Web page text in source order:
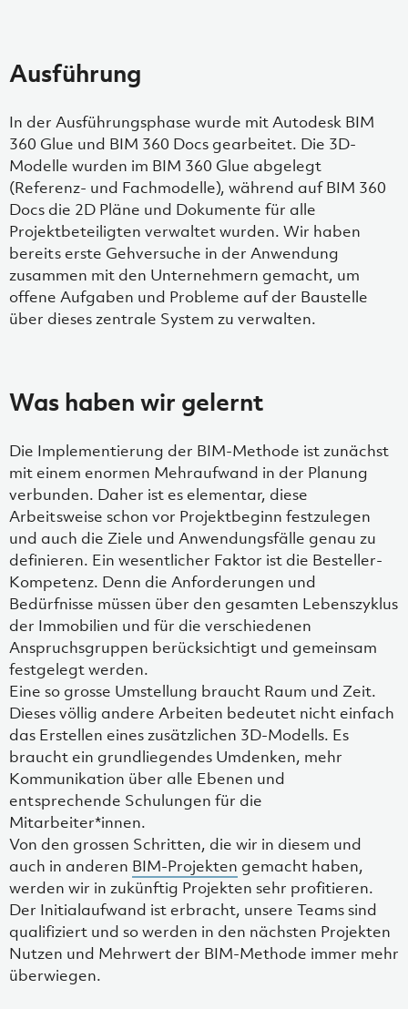
Ausführung
In der Ausführungsphase wurde mit Autodesk BIM
360 Glue und BIM 360 Docs gearbeitet. Die 3D-
Modelle wurden im BIM 360 Glue abgelegt
(Referenz- und Fachmodelle), während auf BIM 360
Docs die 2D Pläne und Dokumente für alle
Projektbeteiligten verwaltet wurden. Wir haben
bereits erste Gehversuche in der Anwendung
zusammen mit den Unternehmern gemacht, um
offene Aufgaben und Probleme auf der Baustelle
über dieses zentrale System zu verwalten.
Was haben wir gelernt
Die Implementierung der BIM-Methode ist zunächst
mit einem enormen Mehraufwand in der Planung
verbunden. Daher ist es elementar, diese
Arbeitsweise schon vor Projektbeginn festzulegen
und auch die Ziele und Anwendungsfälle genau zu
definieren. Ein wesentlicher Faktor ist die Besteller-
Kompetenz. Denn die Anforderungen und
Bedürfnisse müssen über den gesamten Lebenszyklus
der Immobilien und für die verschiedenen
Anspruchsgruppen berücksichtigt und gemeinsam
festgelegt werden.
Eine so grosse Umstellung braucht Raum und Zeit.
Dieses völlig andere Arbeiten bedeutet nicht einfach
das Erstellen eines zusätzlichen 3D-Modells. Es
braucht ein grundliegendes Umdenken, mehr
Kommunikation über alle Ebenen und
entsprechende Schulungen für die
Mitarbeiter*innen.
Von den grossen Schritten, die wir in diesem und
auch in anderen BIM-Projekten gemacht haben,
werden wir in zukünftig Projekten sehr profitieren.
Der Initialaufwand ist erbracht, unsere Teams sind
qualifiziert und so werden in den nächsten Projekten
Nutzen und Mehrwert der BIM-Methode immer mehr
überwiegen.